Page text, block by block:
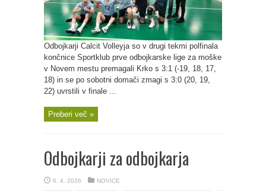
Odbojkarji Calcit Volleyja so v drugi tekmi polfinala
končnice Sportklub prve odbojkarske lige za moške
v Novem mestu premagali Krko s 3:1 (-19, 18, 17,
18) in se po sobotni domači zmagi s 3:0 (20, 19,
22) uvrstili v finale ...
Preberi več »
Odbojkarji za odbojkarja
6. 4. 2026 NOVICE